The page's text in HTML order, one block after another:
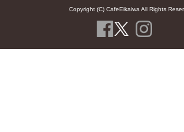
Copyright (C) CafeEikaiwa All Rights